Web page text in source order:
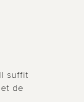
suffit
de